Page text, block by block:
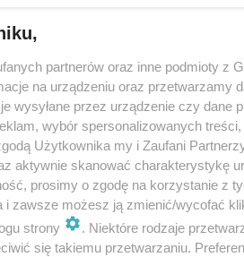
partnerów oraz inne podmioty z
na urządzeniu oraz przetwarzamy
wysyłane przez urządzenie czy dane
wybór spersonalizowanych
Użytkownika my i Zaufani
aktywnie skanować charakterystykę
prosimy o zgodę na korzystanie z
i zawsze możesz ją zmienić/wycofać
strony
. Niektóre rodzaje
się takiemu przetwarzaniu.